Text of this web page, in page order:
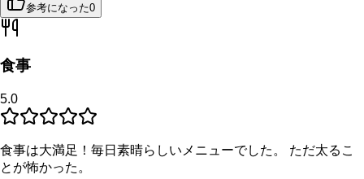
参考になった0
食事
5.0
食事は大満足！毎日素晴らしいメニューでした。 ただ太るこ
とが怖かった。